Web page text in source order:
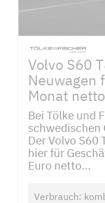
Volvo S60
Neuwagen
Monat
Bei Tölke und
schwedischen
Der Volvo S60
hier für
Euro netto...
Verbrauch: